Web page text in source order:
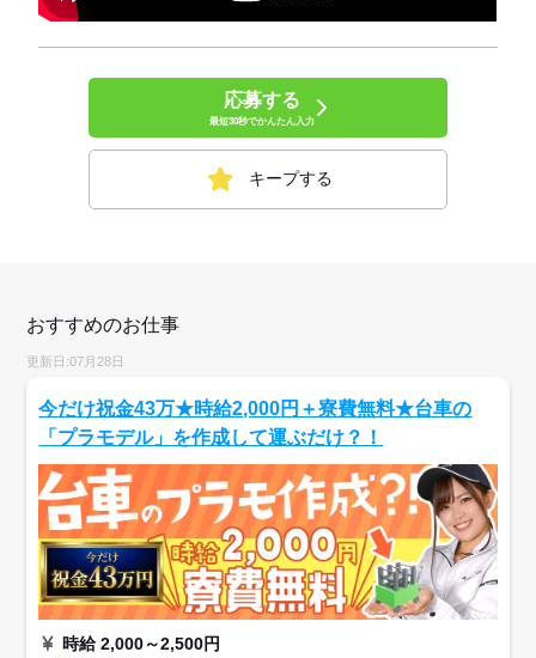
応募する
最短30秒でかんたん入力
キープする
おすすめのお仕事
更新日:07月28日
今だけ祝金43万★時給2,000円＋寮費無料★台車の
「プラモデル」を作成して運ぶだけ？！
時給 2,000～2,500円